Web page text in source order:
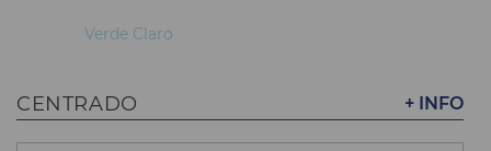
Verde Claro
+ INFO
CENTRADO